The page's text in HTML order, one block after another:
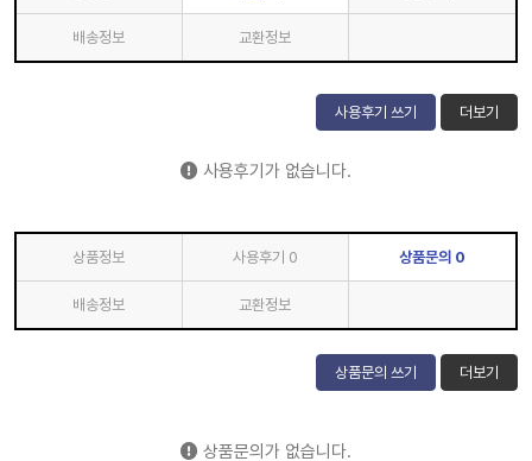
배송정보 교환정보
사용후기 쓰기 더보기
사용후기가 없습니다.
상품정보 사용후기 0 상품문의 0
배송정보 교환정보
상품문의 쓰기 더보기
상품문의가 없습니다.